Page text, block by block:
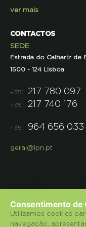
ver mais
CONTACTOS
SEDE
Estrada do Calhariz de
1500 - 124 Lisboa
+351 217 780 097
+351 217 740 176
+351 964 656 033
geral@lpn.pt
Consentimento de
Utilizamos cookies
navegação,